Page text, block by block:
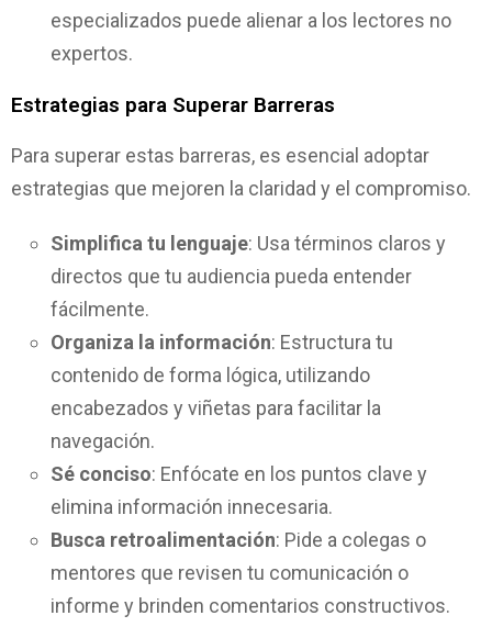
especializados puede alienar a los lectores no
expertos.
Estrategias para Superar Barreras
Para superar estas barreras, es esencial adoptar
estrategias que mejoren la claridad y el compromiso.
Simplifica tu lenguaje: Usa términos claros y
directos que tu audiencia pueda entender
fácilmente.
Organiza la información: Estructura tu
contenido de forma lógica, utilizando
encabezados y viñetas para facilitar la
navegación.
Sé conciso: Enfócate en los puntos clave y
elimina información innecesaria.
Busca retroalimentación: Pide a colegas o
mentores que revisen tu comunicación o
informe y brinden comentarios constructivos.